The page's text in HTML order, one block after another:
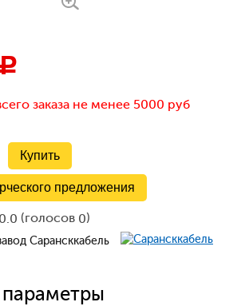
c
заказа не менее 5000 руб
предложения
0.0 (голосов 0)
Сарансккабель